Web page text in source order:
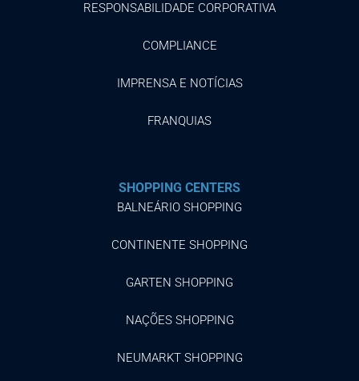
RESPONSABILIDADE CORPORATIVA
COMPLIANCE
IMPRENSA E NOTÍCIAS
FRANQUIAS
SHOPPING CENTERS
BALNEÁRIO SHOPPING
CONTINENTE SHOPPING
GARTEN SHOPPING
NAÇÕES SHOPPING
NEUMARKT SHOPPING